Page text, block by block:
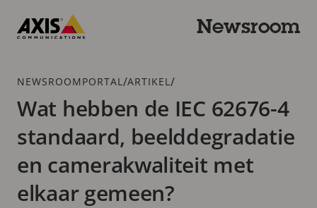
naar
Newsroom
Kruimelspoor
NEWSROOMPORTAL /ARTIKEL /
Wat hebben de IEC 62676-4
standaard, beelddegradatie
en camerakwaliteit met
elkaar gemeen?